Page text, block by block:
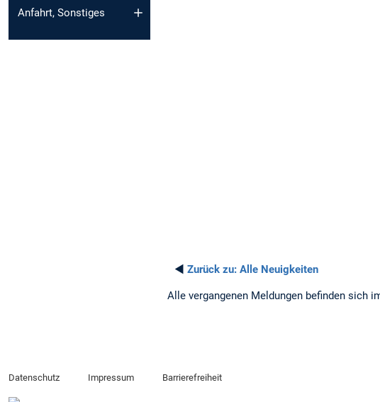
Anfahrt, Sonstiges
◄ Zurück zu: Alle Neuigkeiten
Alle vergangenen Meldungen befinden sich
Datenschutz Impressum Barrierefreiheit